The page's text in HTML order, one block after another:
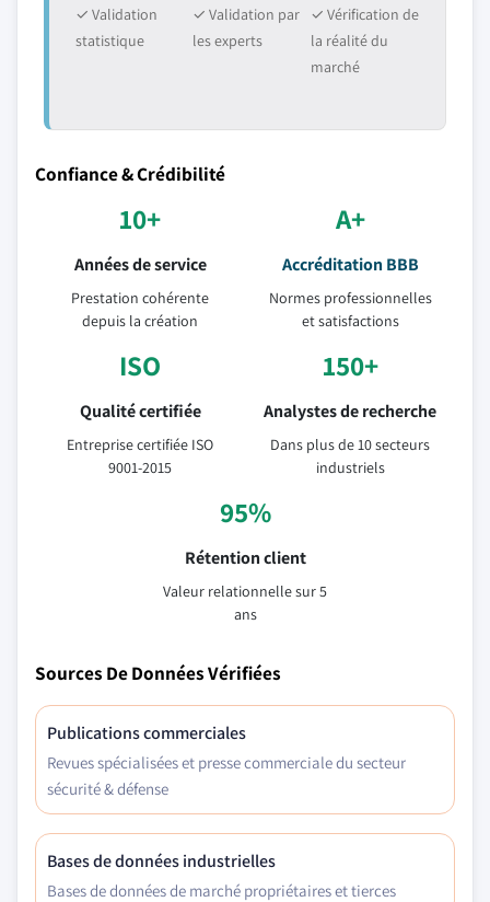
✓ Validation
statistique
✓ Validation par
les experts
✓ Vérification de
la réalité du
marché
Confiance & Crédibilité
10+
Années de service
Prestation cohérente
depuis la création
A+
Accréditation BBB
Normes professionnelles
et satisfactions
ISO
Qualité certifiée
Entreprise certifiée ISO
9001-2015
150+
Analystes de recherche
Dans plus de 10 secteurs
industriels
95%
Rétention client
Valeur relationnelle sur 5
ans
Sources De Données Vérifiées
Publications commerciales
Revues spécialisées et presse commerciale du secteur
sécurité & défense
Bases de données industrielles
Bases de données de marché propriétaires et tierces